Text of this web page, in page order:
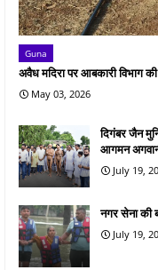
Guna
अवैध मदिरा पर आबकारी विभाग
May 03, 2026
दिगंबर जैन
आगमन
July 19,
नगर सेना की
July 19,